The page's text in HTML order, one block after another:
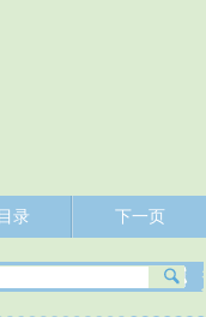
录 下一页